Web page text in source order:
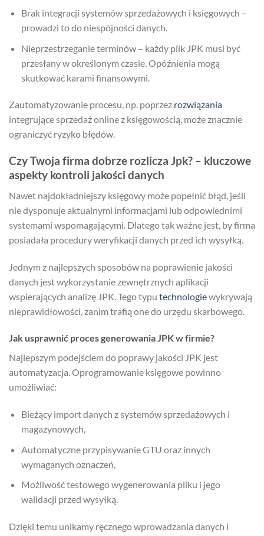
Brak integracji systemów sprzedażowych i księgowych –
prowadzi to do niespójności danych.
Nieprzestrzeganie terminów – każdy plik JPK musi być
przesłany w określonym czasie. Opóźnienia mogą
skutkować karami finansowymi.
Zautomatyzowanie procesu, np. poprzez rozwiązania
integrujące sprzedaż online z księgowością, może znacznie
ograniczyć ryzyko błędów.
Czy Twoja firma dobrze rozlicza Jpk? – kluczowe
aspekty kontroli jakości danych
Nawet najdokładniejszy księgowy może popełnić błąd, jeśli
nie dysponuje aktualnymi informacjami lub odpowiednimi
systemami wspomagającymi. Dlatego tak ważne jest, by firma
posiadała procedury weryfikacji danych przed ich wysyłką.
Jednym z najlepszych sposobów na poprawienie jakości
danych jest wykorzystanie zewnętrznych aplikacji
wspierających analizę JPK. Tego typu technologiewykrywają
nieprawidłowości, zanim trafią one do urzędu skarbowego.
Jak usprawnić proces generowania JPK w firmie?
Najlepszym podejściem do poprawy jakości JPK jest
automatyzacja. Oprogramowanie księgowe powinno
umożliwiać:
Bieżący import danych z systemów sprzedażowych i
magazynowych,
Automatyczne przypisywanie GTU oraz innych
wymaganych oznaczeń,
Możliwość testowego wygenerowania pliku i jego
walidacji przed wysyłką.
Dzięki temu unikamy ręcznego wprowadzania danych i